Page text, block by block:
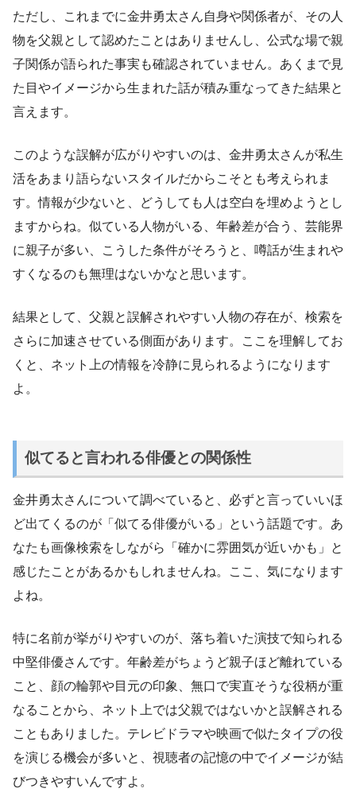
ただし、これまでに金井勇太さん自身や関係者が、その人
物を父親として認めたことはありませんし、公式な場で親
子関係が語られた事実も確認されていません。あくまで見
た目やイメージから生まれた話が積み重なってきた結果と
言えます。
このような誤解が広がりやすいのは、金井勇太さんが私生
活をあまり語らないスタイルだからこそとも考えられま
す。情報が少ないと、どうしても人は空白を埋めようとし
ますからね。似ている人物がいる、年齢差が合う、芸能界
に親子が多い、こうした条件がそろうと、噂話が生まれや
すくなるのも無理はないかなと思います。
結果として、父親と誤解されやすい人物の存在が、検索を
さらに加速させている側面があります。ここを理解してお
くと、ネット上の情報を冷静に見られるようになります
よ。
似てると言われる俳優との関係性
金井勇太さんについて調べていると、必ずと言っていいほ
ど出てくるのが「似てる俳優がいる」という話題です。あ
なたも画像検索をしながら「確かに雰囲気が近いかも」と
感じたことがあるかもしれませんね。ここ、気になります
よね。
特に名前が挙がりやすいのが、落ち着いた演技で知られる
中堅俳優さんです。年齢差がちょうど親子ほど離れている
こと、顔の輪郭や目元の印象、無口で実直そうな役柄が重
なることから、ネット上では父親ではないかと誤解される
こともありました。テレビドラマや映画で似たタイプの役
を演じる機会が多いと、視聴者の記憶の中でイメージが結
びつきやすいんですよ。